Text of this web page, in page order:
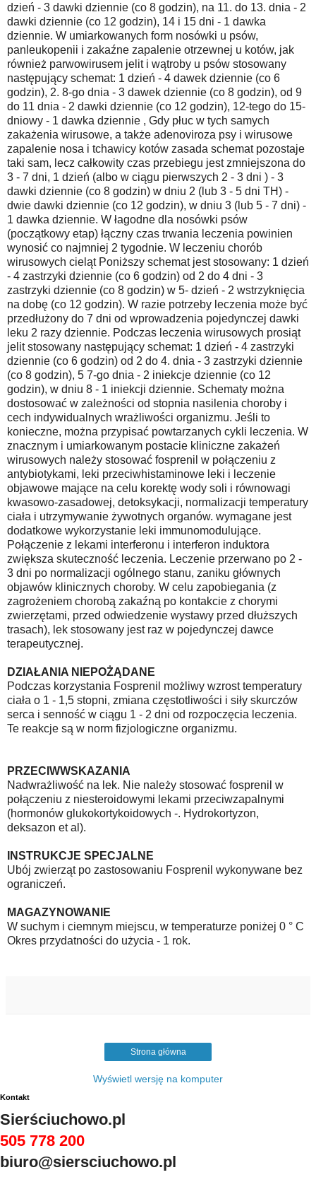
dzień - 3 dawki dziennie (co 8 godzin), na 11. do 13. dnia - 2
dawki dziennie (co 12 godzin), 14 i 15 dni - 1 dawka
dziennie. W umiarkowanych form nosówki u psów,
panleukopenii i zakaźne zapalenie otrzewnej u kotów, jak
również parwowirusem jelit i wątroby u psów stosowany
następujący schemat: 1 dzień - 4 dawek dziennie (co 6
godzin), 2. 8-go dnia - 3 dawek dziennie (co 8 godzin), od 9
do 11 dnia - 2 dawki dziennie (co 12 godzin), 12-tego do 15-
dniowy - 1 dawka dziennie , Gdy płuc w tych samych
zakażenia wirusowe, a także adenoviroza psy i wirusowe
zapalenie nosa i tchawicy kotów zasada schemat pozostaje
taki sam, lecz całkowity czas przebiegu jest zmniejszona do
3 - 7 dni, 1 dzień (albo w ciągu pierwszych 2 - 3 dni ) - 3
dawki dziennie (co 8 godzin) w dniu 2 (lub 3 - 5 dni TH) -
dwie dawki dziennie (co 12 godzin), w dniu 3 (lub 5 - 7 dni) -
1 dawka dziennie. W łagodne dla nosówki psów
(początkowy etap) łączny czas trwania leczenia powinien
wynosić co najmniej 2 tygodnie. W leczeniu chorób
wirusowych cieląt Poniższy schemat jest stosowany: 1 dzień
- 4 zastrzyki dziennie (co 6 godzin) od 2 do 4 dni - 3
zastrzyki dziennie (co 8 godzin) w 5- dzień - 2 wstrzyknięcia
na dobę (co 12 godzin). W razie potrzeby leczenia może być
przedłużony do 7 dni od wprowadzenia pojedynczej dawki
leku 2 razy dziennie. Podczas leczenia wirusowych prosiąt
jelit stosowany następujący schemat: 1 dzień - 4 zastrzyki
dziennie (co 6 godzin) od 2 do 4. dnia - 3 zastrzyki dziennie
(co 8 godzin), 5 7-go dnia - 2 iniekcje dziennie (co 12
godzin), w dniu 8 - 1 iniekcji dziennie. Schematy można
dostosować w zależności od stopnia nasilenia choroby i
cech indywidualnych wrażliwości organizmu. Jeśli to
konieczne, można przypisać powtarzanych cykli leczenia. W
znacznym i umiarkowanym postacie kliniczne zakażeń
wirusowych należy stosować fosprenil w połączeniu z
antybiotykami, leki przeciwhistaminowe leki i leczenie
objawowe mające na celu korektę wody soli i równowagi
kwasowo-zasadowej, detoksykacji, normalizacji temperatury
ciała i utrzymywanie żywotnych organów. wymagane jest
dodatkowe wykorzystanie leki immunomodulujące.
Połączenie z lekami interferonu i interferon induktora
zwiększa skuteczność leczenia. Leczenie przerwano po 2 -
3 dni po normalizacji ogólnego stanu, zaniku głównych
objawów klinicznych choroby. W celu zapobiegania (z
zagrożeniem chorobą zakaźną po kontakcie z chorymi
zwierzętami, przed odwiedzenie wystawy przed dłuższych
trasach), lek stosowany jest raz w pojedynczej dawce
terapeutycznej.
DZIAŁANIA NIEPOŻĄDANE
Podczas korzystania Fosprenil możliwy wzrost temperatury
ciała o 1 - 1,5 stopni, zmiana częstotliwości i siły skurczów
serca i senność w ciągu 1 - 2 dni od rozpoczęcia leczenia.
Te reakcje są w norm fizjologiczne organizmu.
PRZECIWWSKAZANIA
Nadwrażliwość na lek. Nie należy stosować fosprenil w
połączeniu z niesteroidowymi lekami przeciwzapalnymi
(hormonów glukokortykoidowych -. Hydrokortyzon,
deksazon et al).
INSTRUKCJE SPECJALNE
Ubój zwierząt po zastosowaniu Fosprenil wykonywane bez
ograniczeń.
MAGAZYNOWANIE
W suchym i ciemnym miejscu, w temperaturze poniżej 0 ° C
Okres przydatności do użycia - 1 rok.
Strona główna
Wyświetl wersję na komputer
Kontakt
Sierściuchowo.pl
505 778 200
biuro@siersciuchowo.pl